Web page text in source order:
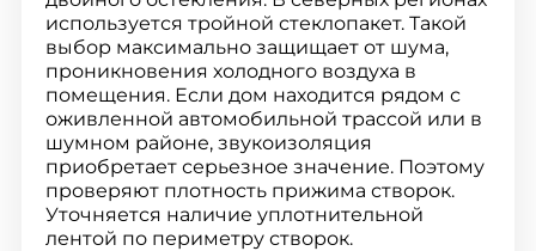
используется тройной стеклопакет. Такой
выбор максимально защищает от шума,
проникновения холодного воздуха в
помещения. Если дом находится рядом с
оживленной автомобильной трассой или в
шумном районе, звукоизоляция
приобретает серьезное значение. Поэтому
проверяют плотность прижима створок.
Уточняется наличие уплотнительной
лентой по периметру створок.